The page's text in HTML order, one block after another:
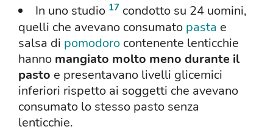
In uno studio 17 condotto su 24 uomini,
quelli che avevano consumato pasta e
salsa di pomodoro contenente lenticchie
hanno mangiato molto meno durante il
pasto e presentavano livelli glicemici
inferiori rispetto ai soggetti che avevano
consumato lo stesso pasto senza
lenticchie.